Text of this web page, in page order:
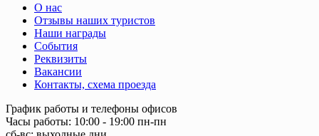
О нас
Отзывы наших туристов
Наши награды
События
Реквизиты
Вакансии
Контакты, схема проезда
График работы и телефоны офисов
Часы работы: 10:00 - 19:00 пн-пн